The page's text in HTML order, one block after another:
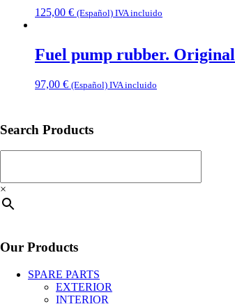
125,00 € (Español) IVA incluido
Fuel pump rubber.
97,00 € (Español) IVA incluido
Search Products
×
Our Products
SPARE PARTS
EXTERIOR
INTERIOR